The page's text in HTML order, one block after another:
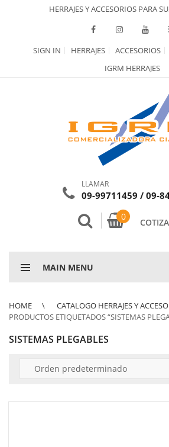
HERRAJES Y ACCESORIOS PARA
SIGN IN HERRAJES ACCESORIOS
IGRM HERRAJES
LLAMAR
09-99711459 / 09-
0
MAIN MENU
HOME
CATALOGO HERRAJES Y
PRODUCTOS ETIQUETADOS “SISTEMAS
SISTEMAS PLEGABLES